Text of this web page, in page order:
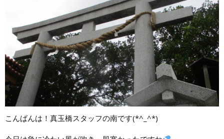
こんばんは！真玉橋スタッフの南です(*^_^*)